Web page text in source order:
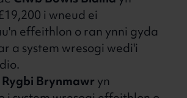
i wneud ei
effeithlon o ran ynni gyda
a system wresogi wedi'i
Brynmawryn